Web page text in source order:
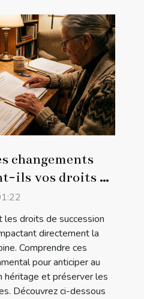
changements
ils vos droits de
?
les droits de succession
directement la
Comprendre ces
pour anticiper au
héritage et préserver les
Découvrez ci-dessous